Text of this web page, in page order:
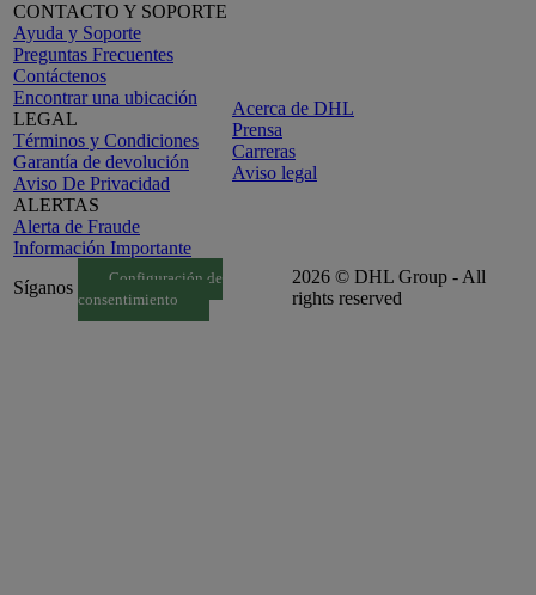
CONTACTO Y SOPORTE
Ayuda y Soporte
Preguntas Frecuentes
Contáctenos
Encontrar una ubicación
LEGAL
Términos y Condiciones
Garantía de devolución
Aviso De Privacidad
ALERTAS
Alerta de Fraude
Información Importante
Acerca de DHL
Prensa
Carreras
Aviso legal
Síganos
Configuración de
consentimiento
2026 © DHL Group - All
rights reserved